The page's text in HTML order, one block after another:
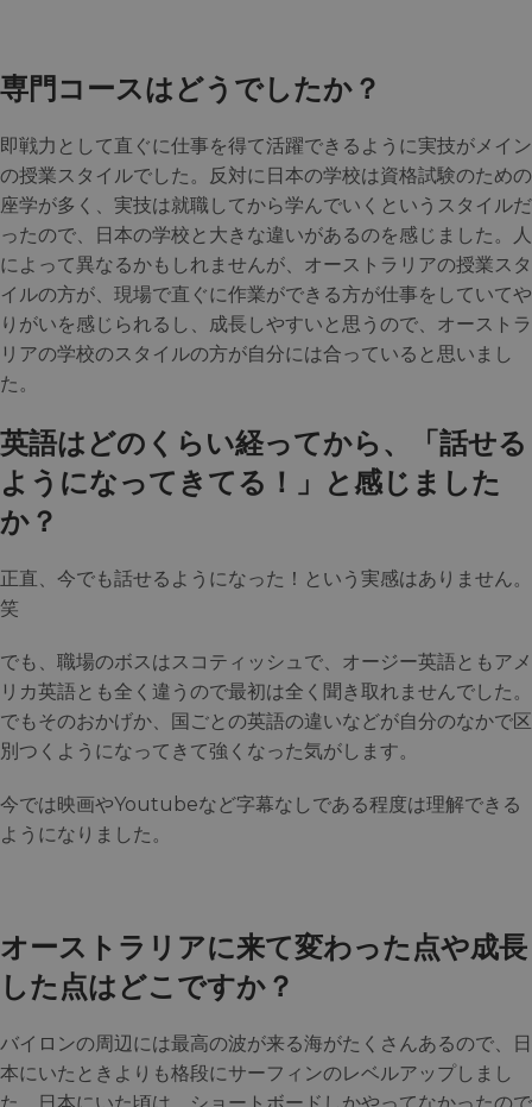
専門コースはどうでしたか？
即戦力として直ぐに仕事を得て活躍できるように実技がメイン
の授業スタイルでした。反対に日本の学校は資格試験のための
座学が多く、実技は就職してから学んでいくというスタイルだ
ったので、日本の学校と大きな違いがあるのを感じました。人
によって異なるかもしれませんが、オーストラリアの授業スタ
イルの方が、現場で直ぐに作業ができる方が仕事をしていてや
りがいを感じられるし、成長しやすいと思うので、オーストラ
リアの学校のスタイルの方が自分には合っていると思いまし
た。
英語はどのくらい経ってから、「話せる
ようになってきてる！」と感じました
か？
正直、今でも話せるようになった！という実感はありません。
笑
でも、職場のボスはスコティッシュで、オージー英語ともアメ
リカ英語とも全く違うので最初は全く聞き取れませんでした。
でもそのおかげか、国ごとの英語の違いなどが自分のなかで区
別つくようになってきて強くなった気がします。
今では映画やYoutubeなど字幕なしである程度は理解できる
ようになりました。
オーストラリアに来て変わった点や成長
した点はどこですか？
バイロンの周辺には最高の波が来る海がたくさんあるので、日
本にいたときよりも格段にサーフィンのレベルアップしまし